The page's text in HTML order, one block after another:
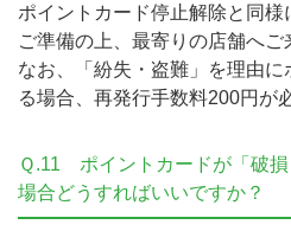
ポイントカード停止解除と同
ご準備の上、最寄りの店舗へご
なお、「紛失・盗難」を理由
る場合、再発行手数料200円が
Ｑ.11
ポイントカードが「破
場合どうすればいいですか？